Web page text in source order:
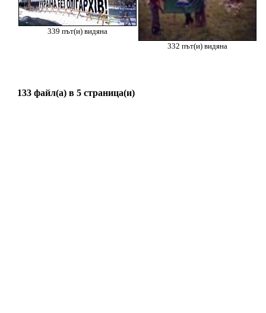
339 път(и) видяна
332 път(и) видяна
133 файл(а) в 5 страница(и)